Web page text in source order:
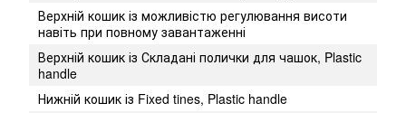
Верхній кошик із можливістю регулювання висоти
навіть при повному завантаженні
Верхній кошик із Складані полички для чашок, Plastic
handle
Нижній кошик із Fixed tines, Plastic handle